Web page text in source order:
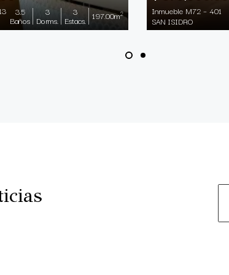
3.5
Baños
3
Dorms.
3
Estacs. 197.00m2 Inmueble M72 – 401
SAN ISIDRO